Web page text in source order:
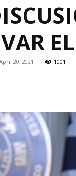
April 20, 2021 1001